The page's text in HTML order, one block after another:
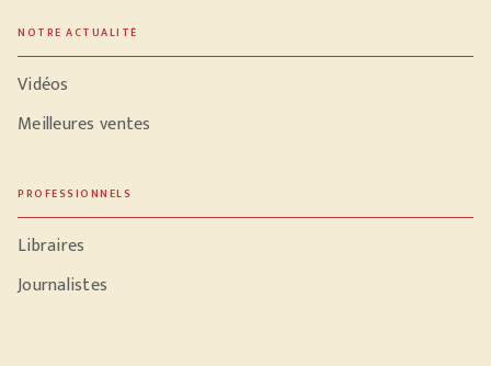
NOTRE ACTUALITÉ
Vidéos
Meilleures ventes
PROFESSIONNELS
Libraires
Journalistes